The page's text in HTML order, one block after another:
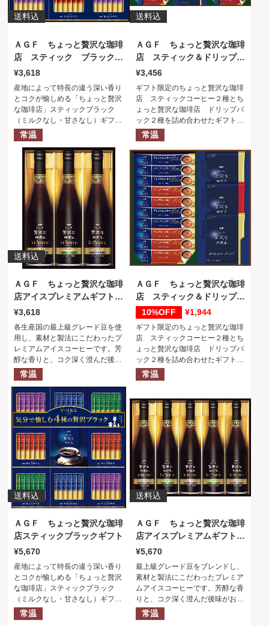
送料込
ＡＧＦ ちょっと贅沢な珈琲
店 スティック ブラックギ
フト
3,618
産地によって特長の違う深い香り
とコクが愉しめる「ちょっと贅沢
な珈琲店」スティックブラック
（ミルクなし・甘さなし）ギフト
です。
常温
送料込
ＡＧＦ ちょっと贅沢な珈琲
店 スティック＆ドリップギ
フト
3,456
ギフト限定のちょっと贅沢な珈琲
店 スティックコーヒー２種とち
ょっと贅沢な珈琲店 ドリップパ
ック２種を詰め合わせたギフトセ
ット。コーヒーとミルクと甘さの
バランスにこだわったスティック
とブラックでお楽しみいただきた
いドリップタイプのアソートで
す。
常温
送料込
ＡＧＦ ちょっと贅沢な珈琲
店アイスプレミアムギフト
（３本）
3,618
各生産国の最上級グレード豆を使
用し、素材と製法にこだわったプ
レミアムアイスコーヒーです。芳
醇な香りと、コク深く澄んだ後味
がお楽しみいただけます。
常温
ＡＧＦ ちょっと贅沢な珈琲
店 スティック＆ドリップギ
フト
10% 1,944
ギフト限定のちょっと贅沢な珈琲
店 スティックコーヒー２種とち
ょっと贅沢な珈琲店 ドリップパ
ック２種を詰め合わせたギフトセ
ット。コーヒーとミルクと甘さの
バランスにこだわったスティック
いドリップタイプのアソートで
す。
常温
送料込
ＡＧＦ ちょっと贅沢な珈琲
店スティックブラックギフト
5,670
産地によって特長の違う深い香り
とコクが愉しめる「ちょっと贅沢
な珈琲店」スティックブラック
（ミルクなし・甘さなし）ギフト
です。
常温
送料込
ＡＧＦ ちょっと贅沢な珈琲
店アイスプレミアムギフト
（５本）
5,670
最上級グレード豆をブレンドし、
素材と製法にこだわったプレミア
ムアイスコーヒーです。芳醇な香
りと、コク深く澄んだ後味がお楽
しみいただけます。
常温